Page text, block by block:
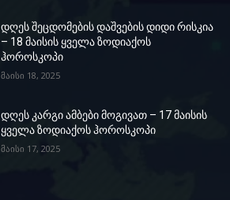
დღეს შეცდომების დაშვების დიდი რისკია
– 18 მაისის ყველა ზოდიაქოს
ჰოროსკოპი
მაისი 18, 2025
დღეს კარგი ამბები მოგივათ – 17 მაისის
ყველა ზოდიაქოს ჰოროსკოპი
მაისი 17, 2025